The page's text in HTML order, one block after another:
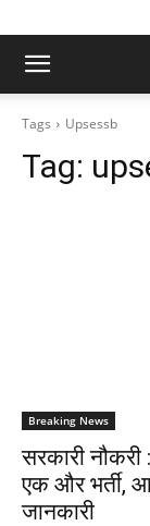
Tags Upsessb
Tag:
Breaking News
सरकारी
एक और भर्ती,
जानकारी